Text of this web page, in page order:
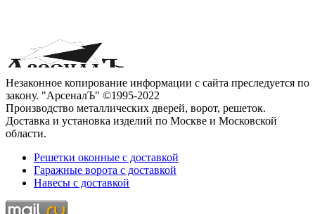
Незаконное копирование информации с сайта преследуется по
закону. "АрсеналЪ" ©1995-2022
Производство металлических дверей, ворот, решеток.
Доставка и установка изделий по Москве и Московской
области.
Решетки оконные с доставкой
Гаражные ворота с доставкой
Навесы с доставкой